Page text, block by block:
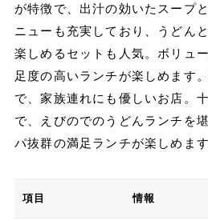
が特徴で、出汁の効いたスープ
ニューも充実しており、うどん
楽しめるセットも人気。ボリュ
足度の高いランチが楽しめます
で、家族連れにも優しいお店
で、えびのでのうどんランチを
パ抜群の満足ランチが楽しめます
項目 情報